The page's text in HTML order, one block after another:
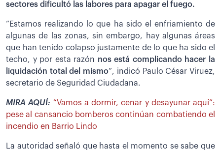
sectores dificultó las labores para apagar el fuego.
“Estamos realizando lo que ha sido el enfriamiento de
algunas de las zonas, sin embargo, hay algunas áreas
que han tenido colapso justamente de lo que ha sido el
techo, y por esta razón nos está complicando hacer la
liquidación total del mismo”, indicó Paulo César Viruez,
secretario de Seguridad Ciudadana.
MIRA AQUÍ: “Vamos a dormir, cenar y desayunar aquí”:
pese al cansancio bomberos continúan combatiendo el
incendio en Barrio Lindo
La autoridad señaló que hasta el momento se sabe que